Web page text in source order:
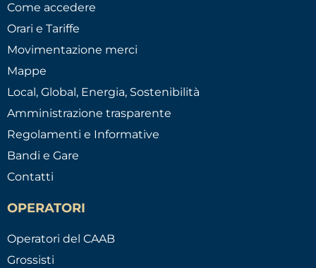
Come accedere
Orari e Tariffe
Movimentazione merci
Mappe
Local, Global, Energia, Sostenibilità
Amministrazione trasparente
Regolamenti e Informative
Bandi e Gare
Contatti
OPERATORI
Operatori del CAAB
Grossisti